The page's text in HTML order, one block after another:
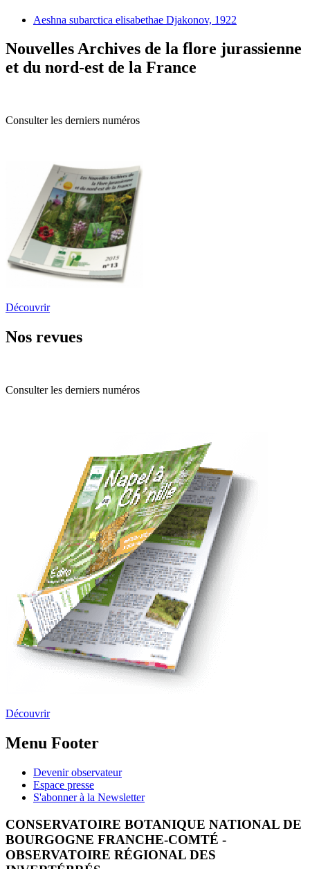
Aeshna subarctica elisabethae Djakonov, 1922
Nouvelles Archives de la flore jurassienne
et du nord-est de la France
Consulter les derniers numéros
Découvrir
Nos revues
Consulter les derniers numéros
Découvrir
Menu Footer
Devenir observateur
Espace presse
S'abonner à la Newsletter
CONSERVATOIRE BOTANIQUE NATIONAL DE
BOURGOGNE FRANCHE-COMTÉ -
OBSERVATOIRE RÉGIONAL DES